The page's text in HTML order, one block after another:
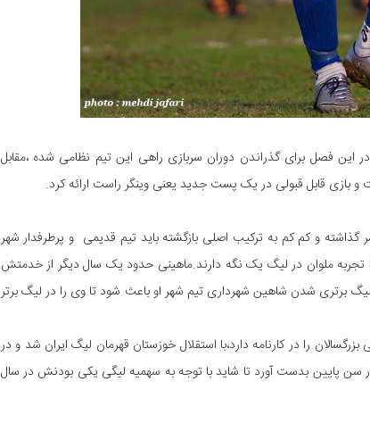
در این فصل برای گذراندن دوران سربازی راهی این تیم نظامی شده ،مقابل
بازی قابل قبولی در یک پست جدید یعنی وینگر راست ارائه کرد.
و کم کم به ترکیب اصلی بازگشته باید تیم قدیمی و پرطرفدار شهر
با تجربه ملوان در لیگ یک نگه دارند.ماهینی حدود یک سال دیگر از خدمتش
برتری شدن شاهین شهرداری تیم شهر او باعث شود تا وی را در لیگ برتر
ملی بزرگسالان را در کارنامه دارد،با استقلال خوزستان قهرمان لیگ ایران شد و در
در سن پایین بدست آورد تا شاید با توجه به سهمیه لیگی یکی بودنش در سال